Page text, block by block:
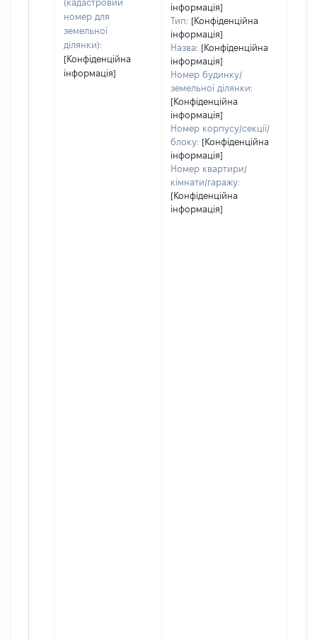
(кадастровий
номер для
земельної
ділянки):
[Конфіденційна
інформація]
інформація]
Тип: [Конфіденційна
інформація]
Назва: [Конфіденційна
інформація]
Номер будинку/
земельної ділянки:
[Конфіденційна
інформація]
Номер корпусу/секції/
блоку: [Конфіденційна
інформація]
Номер квартири/
кімнати/гаражу:
[Конфіденційна
інформація]